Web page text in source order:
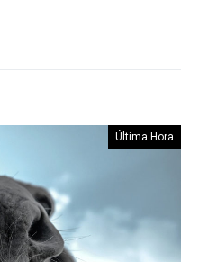
Última Hora